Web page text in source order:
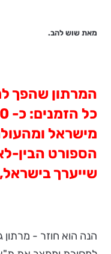
מאת שוש להב.
המרתון שהפך
מישראל
הספורט הבין-
שייערך בישראל, יום
הנה הוא חוזר -